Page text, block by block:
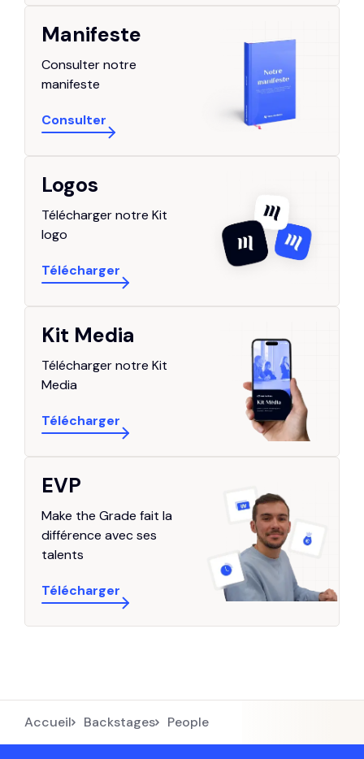
Manifeste
Consulter notre
manifeste
Consulter
Logos
Télécharger notre Kit
logo
Télécharger
Kit Media
Télécharger notre Kit
Media
Télécharger
EVP
Make the Grade fait la
différence avec ses
talents
Télécharger
Accueil Backstages people